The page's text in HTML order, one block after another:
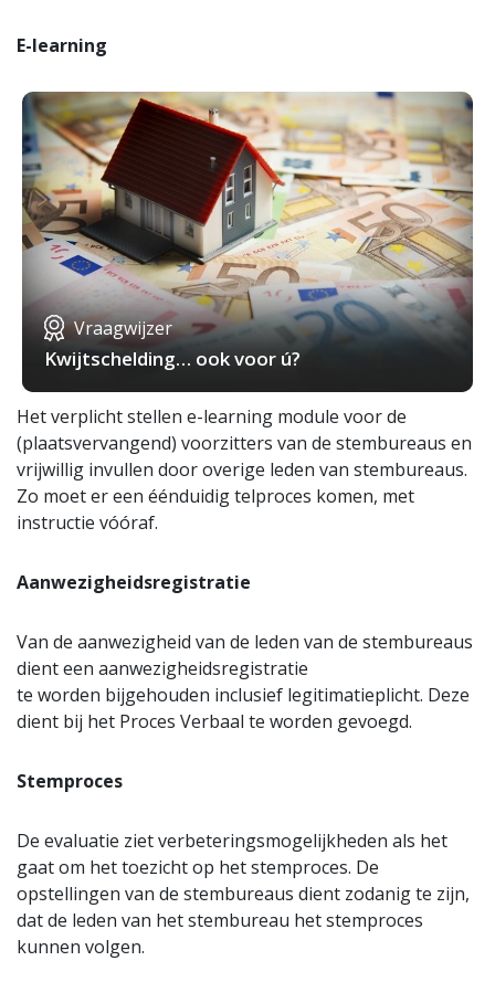
E-learning
Vraagwijzer
Kwijtschelding… ook voor ú?
Het verplicht stellen e-learning module voor de
(plaatsvervangend) voorzitters van de stembureaus en
vrijwillig invullen door overige leden van stembureaus.
Zo moet er een éénduidig telproces komen, met
instructie vóóraf.
Aanwezigheidsregistratie
Van de aanwezigheid van de leden van de stembureaus
dient een aanwezigheidsregistratie
te worden bijgehouden inclusief legitimatieplicht. Deze
dient bij het Proces Verbaal te worden gevoegd.
Stemproces
De evaluatie ziet verbeteringsmogelijkheden als het
gaat om het toezicht op het stemproces. De
opstellingen van de stembureaus dient zodanig te zijn,
dat de leden van het stembureau het stemproces
kunnen volgen.